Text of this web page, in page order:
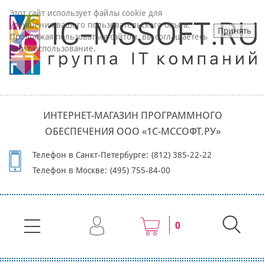
ИНТЕРНЕТ-МАГАЗИН ПРОГРАММНОГО
ОБЕСПЕЧЕНИЯ ООО «1С-МССОФТ.РУ»
Телефон в Санкт-Петербурге: (812) 385-22-22
Телефон в Москве: (495) 755-84-00
0
Этот сайт использует файлы cookie для
улучшения вашего пользовательского опыта.
Продолжая пользоваться сайтом, вы соглашаетесь
на их использование.
Принять